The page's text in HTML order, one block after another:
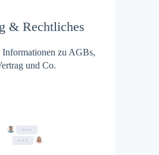
& Rechtliches
zu AGBs,
und Co.